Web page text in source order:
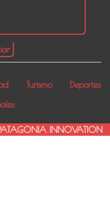
Turismo
Deportes
INNOVATION